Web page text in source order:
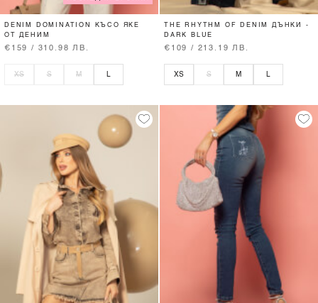
DENIM DOMINATION КЪСО ЯКЕ
ОТ ДЕНИМ
€159 / 310.98 ЛВ.
XS S M
THE RHYTHM OF DENIM ДЪНКИ -
DARK BLUE
€109 / 213.19 ЛВ.
XS S M